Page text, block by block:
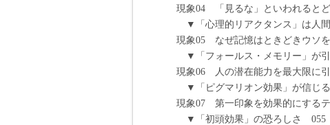
現象04 「見るな」といわれるとど
▼「心理的リアクタンス」は人
現象05 なぜ記憶はときどきウソ
▼「フォールス・メモリー」が引
現象06 人の潜在能力を最大限に
▼「ピグマリオン効果」が信じる
現象07 第一印象を効果的にする
▼「初頭効果」の恐ろしさ 055